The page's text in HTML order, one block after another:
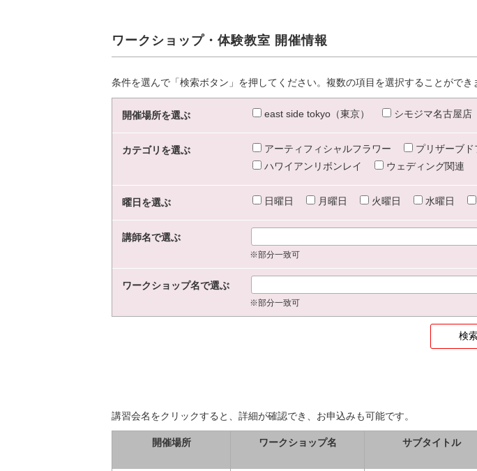
ワークショップ・体験教室 開催情報
条件を選んで「検索ボタン」を押してください。複数の項目を選択することができ
開催場所を選ぶ east side tokyo（東京） シモジマ名古屋店
カテゴリを選ぶ アーティフィシャルフラワー プリザーブド
ハワイアンリボンレイ
ウェディング関連
曜日を選ぶ 日曜日 月曜日 火曜日 水曜日
講師名で選ぶ
※部分一致可
ワークショップ名で選ぶ
※部分一致可
講習会名をクリックすると、詳細が確認でき、お申込みも可能です。
開催場所 ワークショップ名 サブタイトル